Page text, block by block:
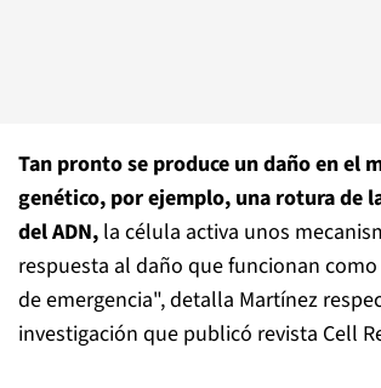
Tan pronto se produce un daño en el
genético, por ejemplo, una rotura de
del ADN, la célula activa unos
respuesta al daño que funcionan
de emergencia", detalla Martínez
investigación que publicó revista Cell